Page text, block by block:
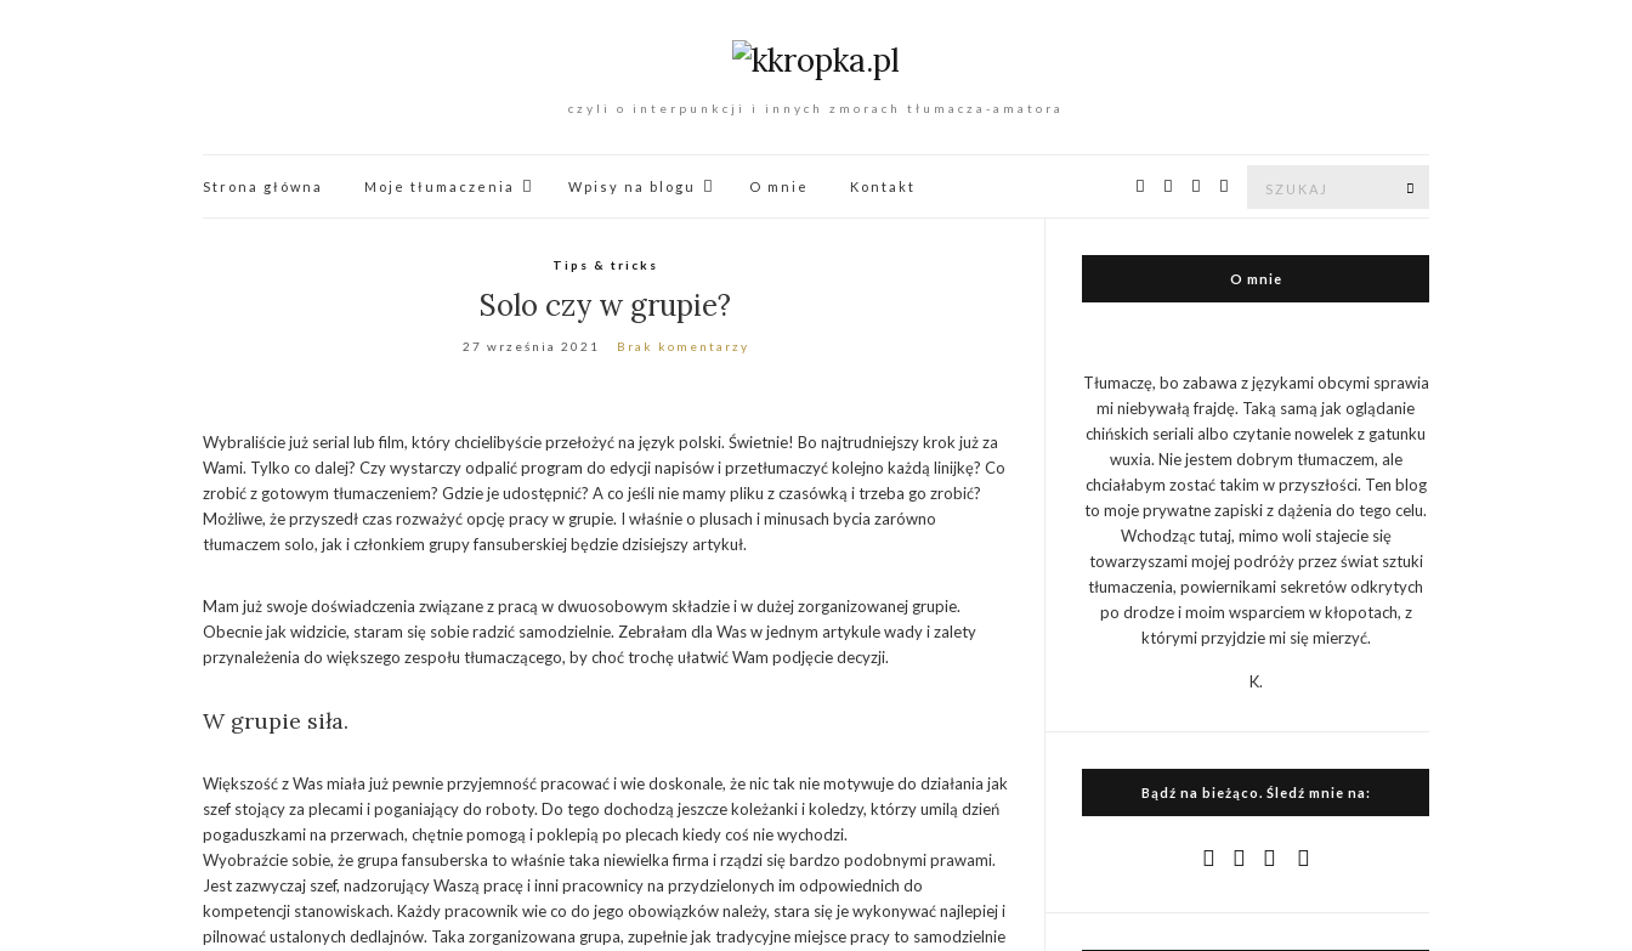
czyli o interpunkcji i innych zmorach tłumacza-amatora
Strona główna Moje tłumaczenia Wpisy na blogu O mnie Kontakt
Tips & tricks
Solo czy w grupie?
27 września 2021 Brak komentarzy
Wybraliście już serial lub film, który chcielibyście przełożyć na język polski. Świetnie! Bo najtrudniejszy krok już za
Wami. Tylko co dalej? Czy wystarczy odpalić program do edycji napisów i przetłumaczyć kolejno każdą linijkę? Co
zrobić z gotowym tłumaczeniem? Gdzie je udostępnić? A co jeśli nie mamy pliku z czasówką i trzeba go zrobić?
Możliwe, że przyszedł czas rozważyć opcję pracy w grupie. I właśnie o plusach i minusach bycia zarówno
tłumaczem solo, jak i członkiem grupy fansuberskiej będzie dzisiejszy artykuł.
Mam już swoje doświadczenia związane z pracą w dwuosobowym składzie i w dużej zorganizowanej grupie.
Obecnie jak widzicie, staram się sobie radzić samodzielnie. Zebrałam dla Was w jednym artykule wady i zalety
przynależenia do większego zespołu tłumaczącego, by choć trochę ułatwić Wam podjęcie decyzji.
W grupie siła.
Większość z Was miała już pewnie przyjemność pracować i wie doskonale, że nic tak nie motywuje do działania jak
szef stojący za plecami i poganiający do roboty. Do tego dochodzą jeszcze koleżanki i koledzy, którzy umilą dzień
pogaduszkami na przerwach, chętnie pomogą i poklepią po plecach kiedy coś nie wychodzi.
Wyobraźcie sobie, że grupa fansuberska to właśnie taka niewielka firma i rządzi się bardzo podobnymi prawami.
Jest zazwyczaj szef, nadzorujący Waszą pracę i inni pracownicy na przydzielonych im odpowiednich do
kompetencji stanowiskach. Każdy pracownik wie co do jego obowiązków należy, stara się je wykonywać najlepiej i
pilnować ustalonych dedlajnów. Taka zorganizowana grupa, zupełnie jak tradycyjne miejsce pracy to samodzielnie
O mnie
Tłumaczę, bo zabawa z językami obcymi sprawia
mi niebywałą frajdę. Taką samą jak oglądanie
chińskich seriali albo czytanie nowelek z gatunku
wuxia. Nie jestem dobrym tłumaczem, ale
chciałabym zostać takim w przyszłości. Ten blog
to moje prywatne zapiski z dążenia do tego celu.
Wchodząc tutaj, mimo woli stajecie się
towarzyszami mojej podróży przez świat sztuki
tłumaczenia, powiernikami sekretów odkrytych
po drodze i moim wsparciem w kłopotach, z
którymi przyjdzie mi się mierzyć.
K.
Bądź na bieżąco. Śledź mnie na: